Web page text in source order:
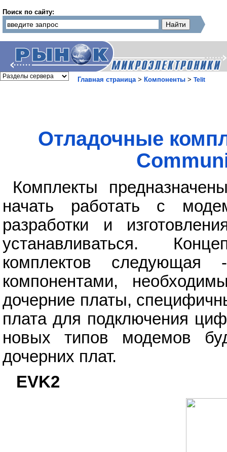
Поиск по сайту:
Главная страница> Компоненты > Telit
Отладочные
Комплекты
начать работать с
разработки и
устанавливаться.
комплектов
компонентами,
дочерние платы,
плата для подключения
новых типов модемов
дочерних плат.
EVK2